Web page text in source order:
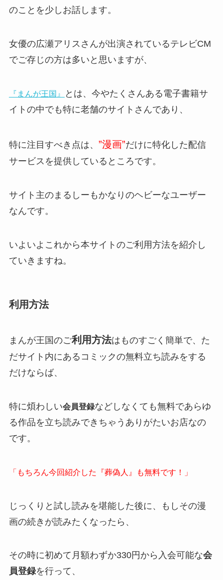
のことを少しお話します。
女優の広瀬アリスさんが出演されているテレビCM
でご存じの方は多いと思いますが、
『まんが王国』
とは、今やたくさんある電子書籍サ
イトの中でも特に老舗のサイトさんであり、
特に注目すべき点は、 ”漫画”だけに特化した配信
サービスを提供しているところです。
サイト主のまるしーもかなりのヘビーなユーザー
なんです。
いよいよこれから本サイトのご利用方法を紹介し
ていきますね。
利用方法
まんが王国のご利用方法はものすごく簡単で、た
だサイト内にあるコミックの無料立ち読みをする
だけならば、
特に煩わしい会員登録などしなくても無料であらゆ
る作品を立ち読みできちゃうありがたいお店なの
です。
「もちろん今回紹介した『葬偽人』も無料です！」
じっくりと試し読みを堪能した後に、もしその漫
画の続きが読みたくなったら、
その時に初めて月額わずか330円から入会可能な会
員登録を行って、